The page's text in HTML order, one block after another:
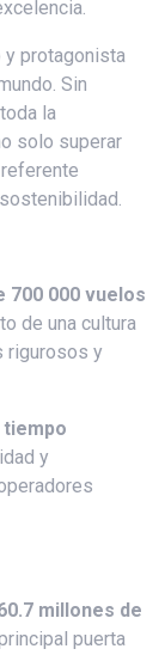
protagonista
Sin
la
solo superar
700 000 vuelos
de una cultura
rigurosos y
tiempo
y
millones de
puerta